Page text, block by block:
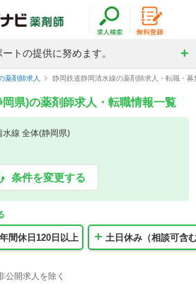
トの提供に努めます。
薬剤師求人 静岡鉄道静岡清水線の薬剤師求人・転職・募
県)の薬剤師求人・転職情報一覧
線 全体(静岡県)
条件を変更する
年間休日120日以上 土日休み（相談可含
公開求人を除く